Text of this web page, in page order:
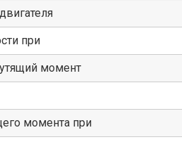
при
момент
момента при